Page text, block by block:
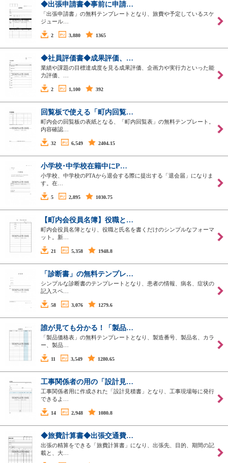
◆出張申請書◆事前に申請…
「出張申請書」の無料テンプレートとなり、旅費や予定しているスケ
ジュール…
2 3,880 1365
◆社員評価書◆成果評価、…
業績や課題の目標達成度を見る成果評価、企画力や実行力といった能
力評価、…
2 1,100 392
回覧板で使える「町内回覧…
町内会の回覧板の表紙となる、「町内回覧表」の無料テンプレート。
内容確認…
32 6,549 2404.15
小学校･中学校在籍中にP…
小学校、中学校のPTAから退会する際に提出する「退会届」になりま
す。在…
5 2,895 1030.75
【町内会役員名簿】役職と…
町内会役員名簿となり、役職と氏名を書くだけのシンプルなフォーマ
ット。新…
21 5,358 1948.8
「診断書」の無料テンプレ…
シンプルな診断書のテンプレートとなり、患者の情報、病名、症状の
記入スペ…
58 3,076 1279.6
誰が見ても分かる！「製品…
「製品価格表」の無料テンプレートとなり、製造番号、製品名、カラ
ー、製品…
11 3,549 1280.65
工事関係者の用の「設計見…
工事関係者用に作成された「設計見積書」となり、工事現場毎に発行
できるよ…
14 2,948 1080.8
◆旅費計算書◆出張交通費…
出張の精算をできる「旅費計算書」になり、出張先、目的、期間の記
載と、大…